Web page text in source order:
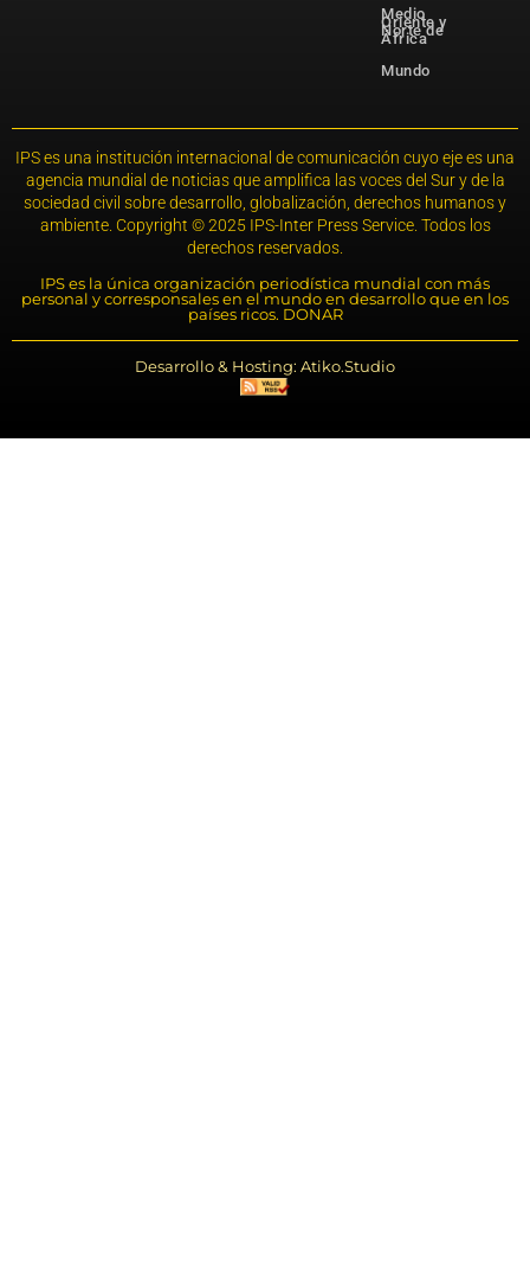
Medio
Oriente y
Norte de
África
Mundo
IPS es una institución internacional de comunicación cuyo eje es una
agencia mundial de noticias que amplifica las voces del Sur y de la
sociedad civil sobre desarrollo, globalización, derechos humanos y
ambiente. Copyright © 2025 IPS-Inter Press Service. Todos los
derechos reservados.
IPS es la única organización periodística mundial con más
personal y corresponsales en el mundo en desarrollo que en los
países ricos. DONAR
Desarrollo & Hosting: Atiko.Studio